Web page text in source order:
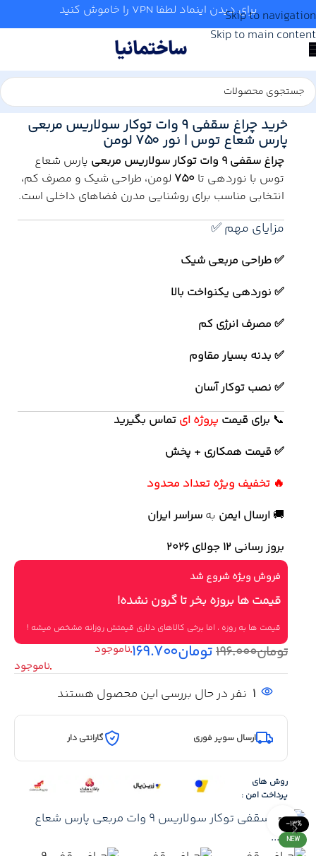
Skip to navigation
Skip to main content
برای دیدن اینماد لطفا VPN را خاموش کنید
برق روشنایی
-13%
NEW
Click to enlarge
خرید چراغ سقفی 9 وات توکار سولاریس مربعی
پارس شعاع توس | نور 750 لومن
چراغ سقفی 9 وات توکار سولاریس مربعی
پارس شعاع
توس با نوردهی تا 750 لومن، طراحی شیک و مصرف کم،
انتخابی مناسب برای روشنایی مدرن فضاهای داخلی است.
مزایای مهم ✅
✅ طراحی مربعی شیک
✅ نوردهی یکنواخت بالا
✅ مصرف انرژی کم
✅ بدنه بسیار مقاوم
✅ نصب توکار آسان
📞 برای قیمت پروژه ای تماس بگیرید
✅ قیمت همکاری + پخش
🔥 تخفیف ویژه تعداد محدود
🚚 ارسال ایمن به سراسر ایران
بروز رسانی 12 جولای ۲۰۲۶
فروش ویژه شروع شد
قیمت ها بروزه بخر تا گرون نشده!
قیمت ها به روزه ، اما برخی کالاهای دلاری قیمتش روزانه مشخص میشه !
تومان۱۹۶.۰۰۰تومان۱۶۹.۷۰۰
1 نفر در حال بررسی این محصول هستند
ارسال سوپر فوری گارانتی دار
روش های
پرداخت امن :